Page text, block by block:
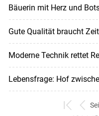
Bäuerin mit Herz und
Gute Qualität braucht Zeit
Moderne Technik rettet
Lebensfrage: Hof
zum
zurück